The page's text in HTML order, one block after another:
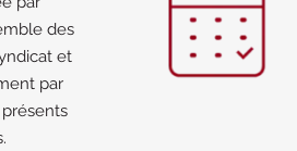
des
et
par